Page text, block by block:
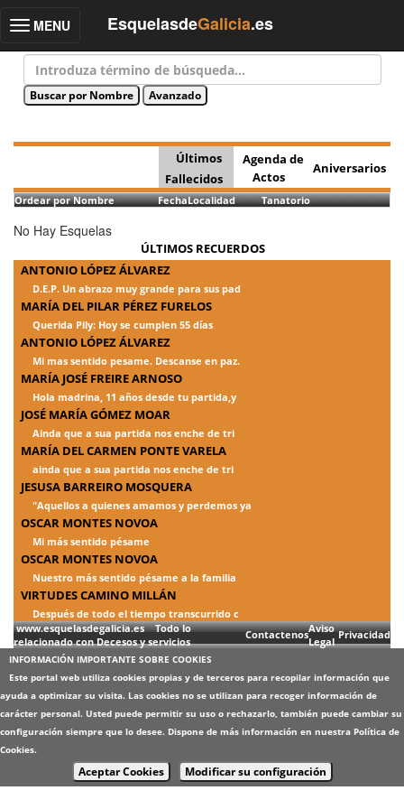
Toggle
MENU EsquelasdeGalicia.es
Últimos
Fallecidos
Agenda de
Actos
Aniversarios
Ordear por Nombre FechaLocalidad Tanatorio
No Hay Esquelas
ÚLTIMOS RECUERDOS
ANTONIO LÓPEZ ÁLVAREZ
D.E.P. Un abrazo muy grande para sus pad
MARÍA DEL PILAR PÉREZ FURELOS
Querida Pily: Hoy se cumplen 55 días
ANTONIO LÓPEZ ÁLVAREZ
Mi mas sentido pesame. Descanse en paz.
MARÍA JOSÉ FREIRE ARNOSO
Hola madrina, 11 años desde tu partida,y
JOSÉ MARÍA GÓMEZ MOAR
Ainda que a sua partida nos enche de tri
MARÍA DEL CARMEN PONTE VARELA
ainda que a sua partida nos enche de tri
JESUSA BARREIRO MOSQUERA
"Aquellos a quienes amamos y perdemos ya
OSCAR MONTES NOVOA
Mi más sentido pésame
OSCAR MONTES NOVOA
Nuestro más sentido pésame a la familia
VIRTUDES CAMINO MILLÁN
Después de todo el tiempo transcurrido c
www.esquelasdegalicia.es Todo lo
relacionado con Decesos y servicios
ContactenosAviso
Legal
Privacidad
INFORMACIÓN IMPORTANTE SOBRE COOKIES
Este portal web utiliza cookies propias y de terceros para recopilar información que
ayuda a optimizar su visita. Las cookies no se utilizan para recoger información de
carácter personal. Usted puede permitir su uso o rechazarlo, también puede cambiar su
configuración siempre que lo desee. Dispone de más información en nuestra Política de
Cookies.